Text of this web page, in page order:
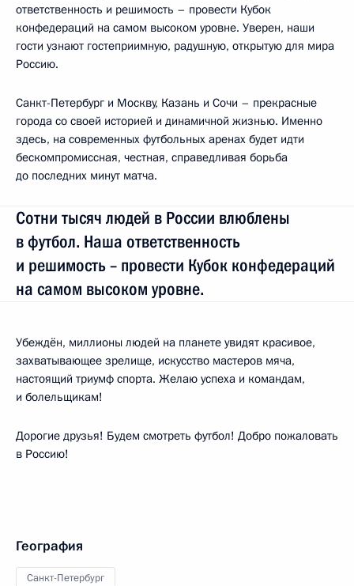
ответственность и решимость – провести Кубок
конфедераций на самом высоком уровне. Уверен, наши
гости узнают гостеприимную, радушную, открытую для мира
Россию.
Санкт-Петербург и Москву, Казань и Сочи – прекрасные
города со своей историей и динамичной жизнью. Именно
здесь, на современных футбольных аренах будет идти
бескомпромиссная, честная, справедливая борьба
до последних минут матча.
Сотни тысяч людей в России влюблены
в футбол. Наша ответственность
и решимость – провести Кубок конфедераций
на самом высоком уровне.
Убеждён, миллионы людей на планете увидят красивое,
захватывающее зрелище, искусство мастеров мяча,
настоящий триумф спорта. Желаю успеха и командам,
и болельщикам!
Дорогие друзья! Будем смотреть футбол! Добро пожаловать
в Россию!
География
Санкт-Петербург